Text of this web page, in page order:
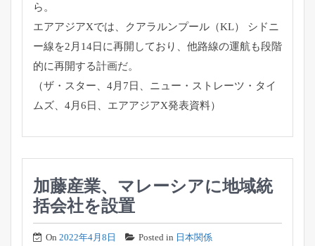
ら。
エアアジアXでは、クアラルンプール（KL） シドニ
ー線を2月14日に再開しており、 他路線の運航も段階
的に再開する計画だ。
（ザ・スター、4月7日、ニュー・ストレーツ・タイ
ムズ、 4月6日、エアアジアX発表資料）
加藤産業、マレーシアに地域統
括会社を設置
On 2022年4月8日 Posted in 日本関係